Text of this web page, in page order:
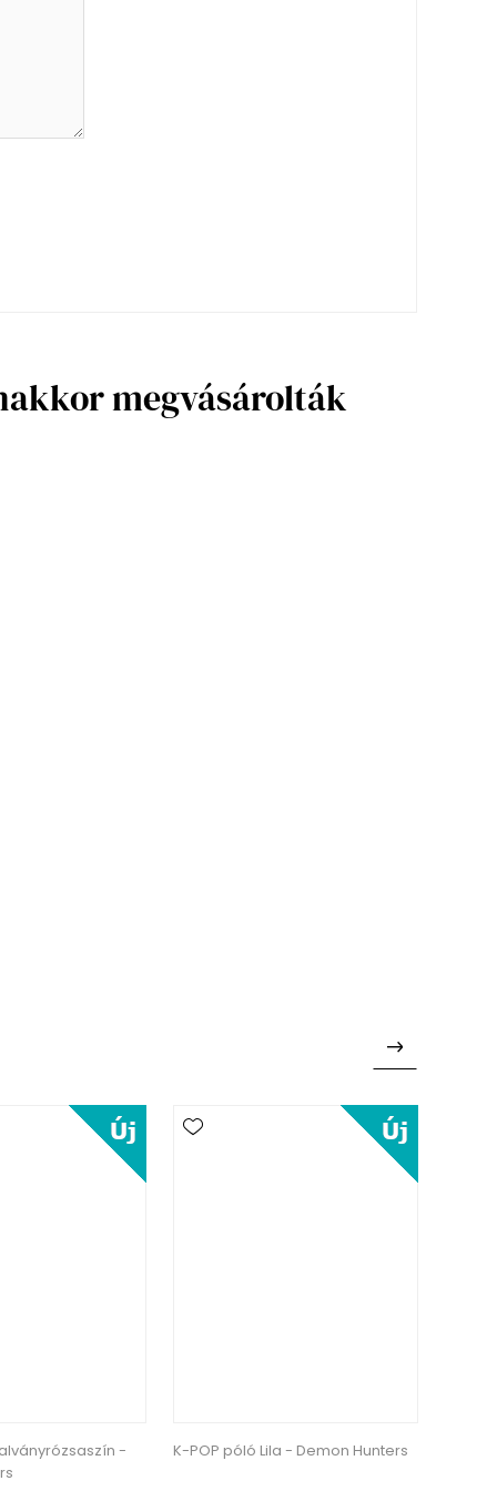
megvásárolták
-
K-POP póló Lila - Demon Hunters